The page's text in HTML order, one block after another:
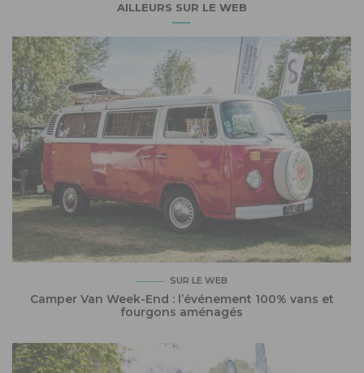
AILLEURS SUR LE WEB
SUR LE WEB
Camper Van Week-End : l’événement 100% vans et
fourgons aménagés